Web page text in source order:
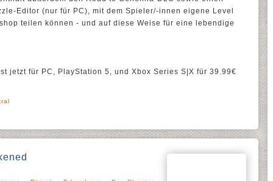
Editor (nur für PC), mit dem Spieler/-innen eigene Level
teilen können - und auf diese Weise für eine lebendige
jetzt für PC, PlayStation 5, und Xbox Series S|X für 39.99€